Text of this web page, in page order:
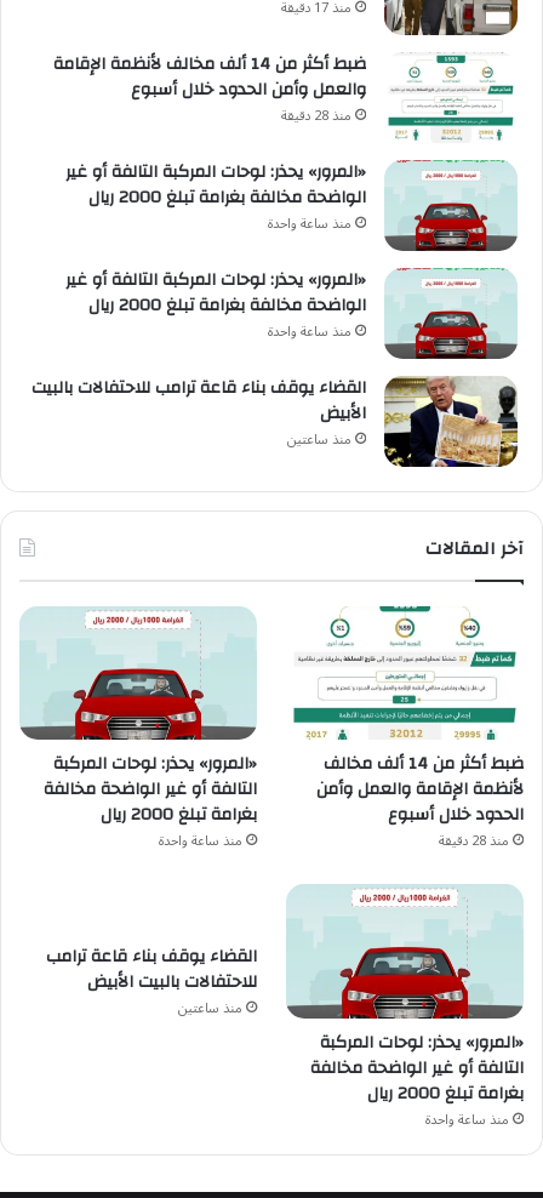
منذ 17 دقيقة
ضبط أكثر من 14 ألف مخالف لأنظمة الإقامة
والعمل وأمن الحدود خلال أسبوع
منذ 28 دقيقة
«المرور» يحذر: لوحات المركبة التالفة أو غير
الواضحة مخالفة بغرامة تبلغ 2000 ريال
منذ ساعة واحدة
«المرور» يحذر: لوحات المركبة التالفة أو غير
الواضحة مخالفة بغرامة تبلغ 2000 ريال
منذ ساعة واحدة
القضاء يوقف بناء قاعة ترامب للاحتفالات بالبيت
الأبيض
منذ ساعتين
آخر المقالات
ضبط أكثر من 14 ألف مخالف
لأنظمة الإقامة والعمل وأمن
الحدود خلال أسبوع
منذ 28 دقيقة
«المرور» يحذر: لوحات المركبة
التالفة أو غير الواضحة مخالفة
بغرامة تبلغ 2000 ريال
منذ ساعة واحدة
«المرور» يحذر: لوحات المركبة
التالفة أو غير الواضحة مخالفة
بغرامة تبلغ 2000 ريال
منذ ساعة واحدة
القضاء يوقف بناء قاعة ترامب
للاحتفالات بالبيت الأبيض
منذ ساعتين